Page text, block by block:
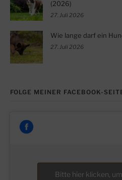
(2026)
27. Juli 2026
Wie lange darf ein
27. Juli 2026
FOLGE MEINER FACEBOOK-
Bitte hier klicken,